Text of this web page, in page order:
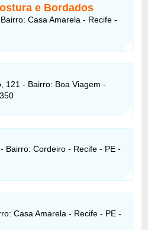
e Bordados
Casa Amarela - Recife -
121 - Bairro: Boa Viagem -
Bairro: Cordeiro - Recife - PE -
Casa Amarela - Recife - PE -